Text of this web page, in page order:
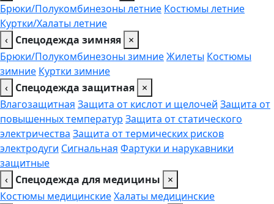
Брюки/Полукомбинезоны летние Костюмы летние
Куртки/Халаты летние
‹ Спецодежда зимняя ×
Брюки/Полукомбинезоны зимниеЖилеты Костюмы
зимние Куртки зимние
‹ Спецодежда защитная ×
Влагозащитная Защита от кислот и щелочей Защита от
повышенных температур Защита от статического
электричества Защита от термических рисков
электродуги Сигнальная Фартуки и нарукавники
защитные
‹ Спецодежда для медицины
×
Костюмы медицинскиеХалаты медицинские